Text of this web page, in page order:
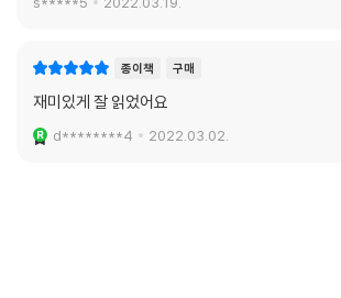
종이책 구매
재미있게 잘 읽었어요
d********4 2022.03.02.